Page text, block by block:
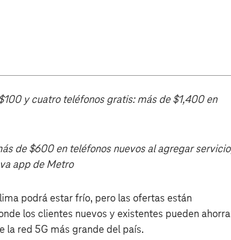
y cuatro teléfonos gratis: más de $1,400 en
de $600 en teléfonos nuevos al agregar
app de Metro
podrá estar frío, pero las ofertas están
los clientes nuevos y existentes pueden
la red 5G más grande del país.